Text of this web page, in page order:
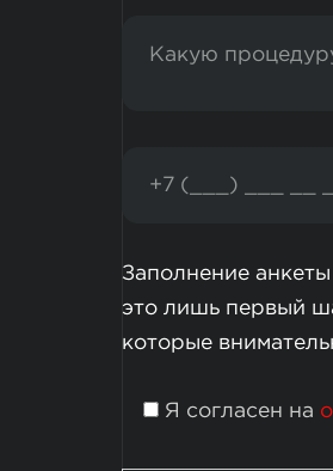
Заполнение
это лишь первый
которые
Я согласен на